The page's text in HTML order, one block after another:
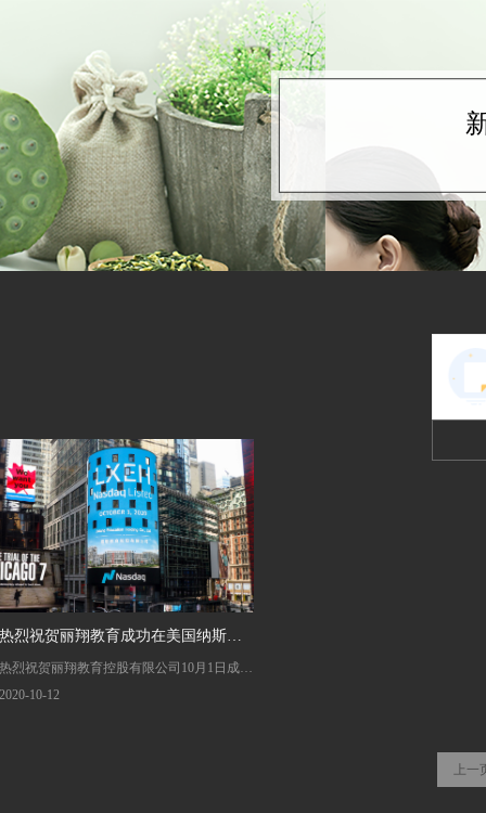
热烈祝贺丽翔教育成功在美国纳斯达
克上市
热烈祝贺丽翔教育控股有限公司10月1日成功
在美国纳斯达克上市，股票代码为LXEH。
2020-10-12
上一